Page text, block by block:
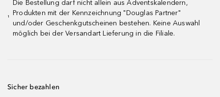
¹
Die Bestellung darf nicht allein aus Adventskalendern,
Produkten mit der Kennzeichnung "Douglas Partner"
und/oder Geschenkgutscheinen bestehen. Keine Auswahl
möglich bei der Versandart Lieferung in die Filiale.
Sicher bezahlen